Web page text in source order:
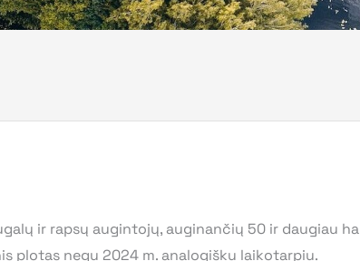
ir rapsų augintojų, auginančių 50 ir daugiau ha
plotas negu 2024 m. analogišku laikotarpiu.